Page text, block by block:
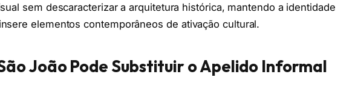
sem descaracterizar a arquitetura histórica, mantendo a identidade
elementos contemporâneos de ativação cultural.
João Pode Substituir o Apelido Informal